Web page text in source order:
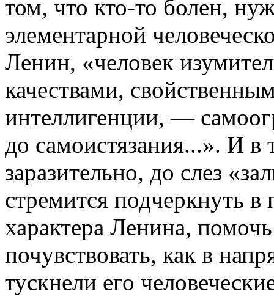
том, что кто-то болен,
элементарной
Ленин, «человек
качествами,
интеллигенции, —
до самоистязания...». И в
заразительно, до слез
стремится подчеркнуть
характера Ленина,
почувствовать, как в
тускнели его